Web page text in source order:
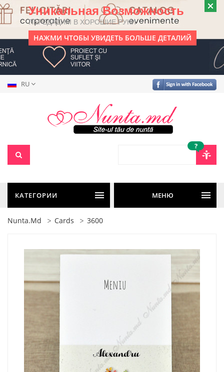
Уникальная Возможность
ПЕРЕДАДИМ В ХОРОШИЕ РУКИ
НАЖМИ ЧТОБЫ УВИДЕТЬ БОЛЬШЕ ДЕТАЛИЙ
RU
?
КАТЕГОРИИ МЕНЮ
Nunta.md Cards 3600